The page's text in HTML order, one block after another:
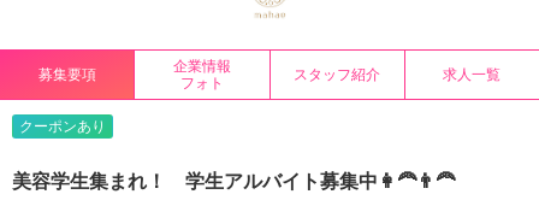
募集要項
企業情報
フォト
スタッフ紹介 求人一覧
クーポンあり
美容学生集まれ！ 学生アルバイト募集中👩‍🦰👨‍🦰